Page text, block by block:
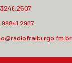
99841.2907